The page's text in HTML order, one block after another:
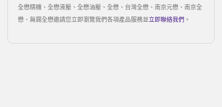
全懋精機、全懋液壓、全懋油壓、全懋、台灣全懋、南京元懋、南京全
懋、無錫全懋邀請您立即瀏覽我們各項產品服務並立即聯絡我們 。